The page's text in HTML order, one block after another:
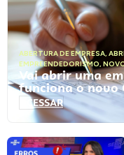
ABERTURA DE EMPRESA,
EMPREENDEDORISMO,
Vai abrir uma
funciona o novo
ACESSAR